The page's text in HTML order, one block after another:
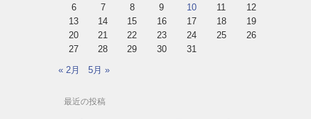
6
7 8 9 10 11
12
13
14 15 16 17 18
19
20
21 22 23 24 25
26
27
28 29 30
31
« 2月
5月 »
最近の投稿